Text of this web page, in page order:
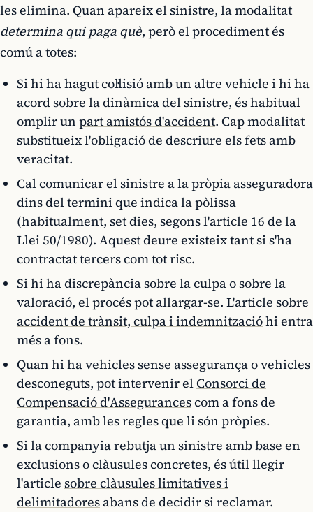
les elimina. Quan apareix el sinistre, la modalitat
determina qui paga què, però el procediment és
comú a totes:
Si hi ha hagut col·lisió amb un altre vehicle i hi ha
acord sobre la dinàmica del sinistre, és habitual
omplir un part amistós d'accident. Cap modalitat
substitueix l'obligació de descriure els fets amb
veracitat.
Cal comunicar el sinistre a la pròpia asseguradora
dins del termini que indica la pòlissa
(habitualment, set dies, segons l'article 16 de la
Llei 50/1980). Aquest deure existeix tant si s'ha
contractat tercers com tot risc.
Si hi ha discrepància sobre la culpa o sobre la
valoració, el procés pot allargar-se. L'article sobre
accident de trànsit, culpa i indemnitzacióhi entra
més a fons.
Quan hi ha vehicles sense assegurança o vehicles
desconeguts, pot intervenir elConsorci de
Compensació d'Assegurancescom a fons de
garantia, amb les regles que li són pròpies.
Si la companyia rebutja un sinistre amb base en
exclusions o clàusules concretes, és útil llegir
l'article sobre clàusules limitatives i
delimitadoresabans de decidir si reclamar.